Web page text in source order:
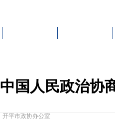
国人民政治协
开平市政协办公室